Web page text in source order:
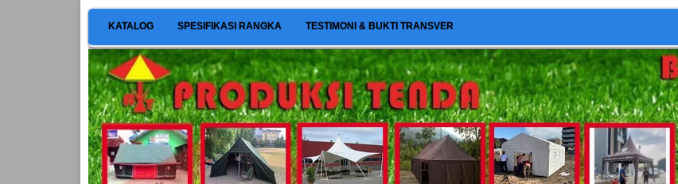
KATALOG SPESIFIKASI RANGKA TESTIMONI & BUKTI TRANSVER